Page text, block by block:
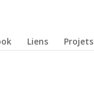
Liens Projets